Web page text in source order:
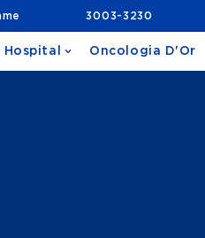
3003-3230
Hospital Oncologia D'Or